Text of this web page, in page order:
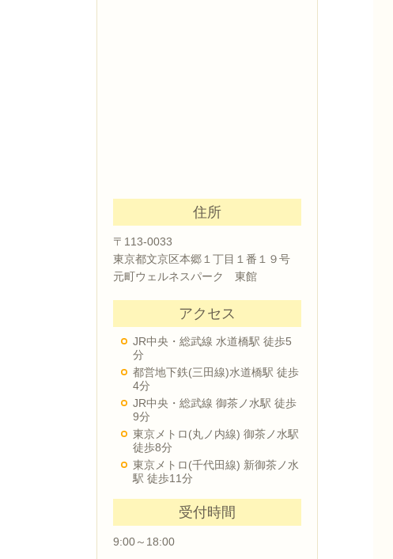
住所
〒113-0033
東京都文京区本郷１丁目１番１９号
元町ウェルネスパーク 東館
アクセス
JR中央・総武線 水道橋駅 徒歩5
分
都営地下鉄(三田線)水道橋駅 徒歩
4分
JR中央・総武線 御茶ノ水駅 徒歩
9分
東京メトロ(丸ノ内線) 御茶ノ水駅
徒歩8分
東京メトロ(千代田線) 新御茶ノ水
駅 徒歩11分
受付時間
9:00～18:00